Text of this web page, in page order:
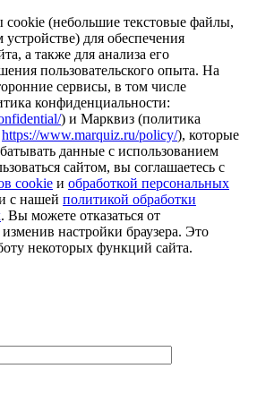
(небольшие текстовые файлы,
для обеспечения
а также для анализа его
пользовательского опыта. На
сервисы, в том числе
конфиденциальности:
) и Марквиз (политика
https://www.marquiz.ru/policy/), которые
данные с использованием
сайтом, вы соглашаетесь с
cookie и обработкой персональных
с нашей политикой обработки
. Вы можете отказаться от
настройки браузера. Это
некоторых функций сайта.